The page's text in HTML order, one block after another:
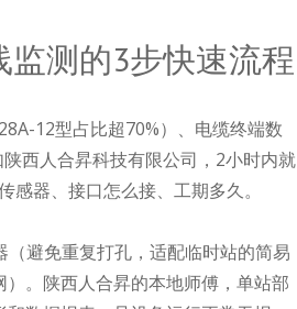
测的3步快速流程
12型占比超70%）、电缆终端数
西人合昇科技有限公司，2小时内就
器、接口怎么接、工期多久。
避免重复打孔，适配临时站的简易
。陕西人合昇的本地师傅，单站部